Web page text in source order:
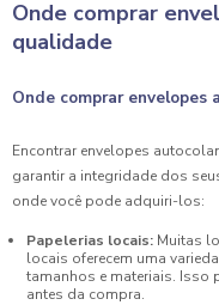
Onde comprar
qualidade
Onde comprar
Encontrar envelopes
garantir a integridade dos
onde você pode adquiri-los:
Papelerias locais: Muitas
locais oferecem uma
tamanhos e materiais. Isso
antes da compra.